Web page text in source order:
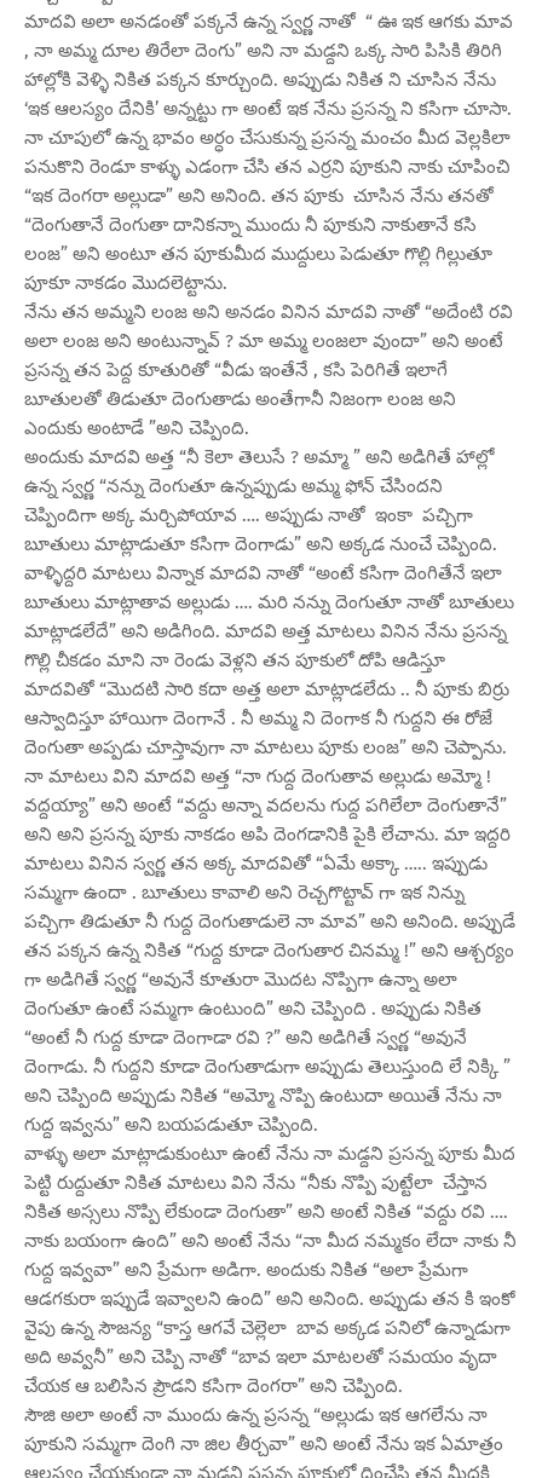
మాదవి అలా అనడంతో పక్కనే ఉన్న స్వర్ణ నాతో “ ఊ ఇక ఆగకు మావ
, నా అమ్మ దూల తిరేలా దెంగు” అని నా మడ్దని ఒక్క సారి పిసికి తిరిగి
హాల్లోకి వెళ్ళి నికిత పక్కన కూర్చుంది. అప్పుడు నికిత ని చూసిన నేను
‘ఇక ఆలస్యం దేనికి’ అన్నట్టు గా అంటే ఇక నేను ప్రసన్న ని కసిగా చూసా.
నా చూపులో ఉన్న భావం అర్ధం చేసుకున్న ప్రసన్న మంచం మీద వెల్లకిలా
పనుకొని రెండూ కాళ్ళు ఎడంగా చేసి తన ఎర్రని పూకుని నాకు చూపించి
“ఇక దెంగరా అల్లుడా” అని అనింది. తన పూకు చూసిన నేను తనతో
“దెంగుతానే దెంగుతా దానికన్నా ముందు నీ పూకుని నాకుతానే కసి
లంజ” అని అంటూ తన పూకుమీద ముద్దులు పెడుతూ గొల్లి గిల్లుతూ
పూకూ నాకడం మొదలెట్టాను.
నేను తన అమ్మని లంజ అని అనడం వినిన మాదవి నాతో “అదేంటి రవి
అలా లంజ అని అంటున్నావ్ ? మా అమ్మ లంజలా వుందా” అని అంటే
ప్రసన్న తన పెద్ద కూతురితో “వీడు ఇంతేనే , కసి పెరిగితే ఇలాగే
బూతులతో తిడుతూ దెంగుతాడు అంతేగానీ నిజంగా లంజ అని
ఎందుకు అంటాడే ”అని చెప్పింది.
అందుకు మాదవి అత్త “నీ కెలా తెలుసే ? అమ్మా ” అని అడిగితే హాల్లో
ఉన్న స్వర్ణ “నన్ను దెంగుతూ ఉన్నప్పుడు అమ్మ ఫోన్ చేసిందని
చెప్పిందిగా అక్క మర్చిపోయావ …. అప్పుడు నాతో ఇంకా పచ్చిగా
బూతులు మాట్లాడుతూ కసిగా దెంగాడు” అని అక్కడ నుంచే చెప్పింది.
వాళ్ళిద్దరి మాటలు విన్నాక మాదవి నాతో “అంటే కసిగా దెంగితేనే ఇలా
బూతులు మాట్లాతావ అల్లుడు …. మరి నన్ను దెంగుతూ నాతో బూతులు
మాట్లాడలేదే” అని అడిగింది. మాదవి అత్త మాటలు వినిన నేను ప్రసన్న
గొల్లి చీకడం మాని నా రెండు వెళ్లని తన పూకులో దోపి ఆడిస్తూ
మాదవితో “మొదటి సారి కదా అత్త అలా మాట్లాడలేదు .. నీ పూకు బిర్రు
ఆస్వాదిస్తూ హాయిగా దెంగానే . నీ అమ్మ ని దెంగాక నీ గుద్దని ఈ రోజే
దెంగుతా అప్పడు చూస్తావుగా నా మాటలు పూకు లంజ” అని చెప్పాను.
నా మాటలు విని మాదవి అత్త “నా గుద్ద దెంగుతావ అల్లుడు అమ్మో !
వద్దయ్యా” అని అంటే “వద్దు అన్నా వదలను గుద్ద పగిలేలా దెంగుతానే”
అని అని ప్రసన్న పూకు నాకడం అపి దెంగడానికి పైకి లేచాను. మా ఇద్దరి
మాటలు వినిన స్వర్ణ తన అక్క మాదవితో “ఏమే అక్కా ….. ఇప్పుడు
సమ్మగా ఉందా . బూతులు కావాలి అని రెచ్చగొట్టావ్ గా ఇక నిన్ను
పచ్చిగా తిడుతూ నీ గుద్ద దెంగుతాడులె నా మావ” అని అనింది. అప్పుడే
తన పక్కన ఉన్న నికిత “గుద్ద కూడా దెంగుతార చినమ్మ !” అని ఆశ్చర్యం
గా అడిగితే స్వర్ణ “అవునే కూతురా మొదట నొప్పిగా ఉన్నా అలా
దెంగుతూ ఉంటే సమ్మగా ఉంటుంది” అని చెప్పింది . అప్పుడు నికిత
“అంటే నీ గుద్ద కూడా దెంగాడా రవి ?” అని అడిగితే స్వర్ణ “అవునే
దెంగాడు. నీ గుద్దని కూడా దెంగుతాడుగా అప్పుడు తెలుస్తుంది లే నిక్కి ”
అని చెప్పింది అప్పుడు నికిత “అమ్మో నొప్పి ఉంటుదా అయితే నేను నా
గుద్ద ఇవ్వను” అని బయపడుతూ చెప్పింది.
వాళ్ళు అలా మాట్లాడుకుంటూ ఉంటే నేను నా మడ్దని ప్రసన్న పూకు మీద
పెట్టి రుద్దుతూ నికిత మాటలు విని నేను “నీకు నొప్పి పుట్టేలా చేస్తాన
నికిత అస్సలు నొప్పి లేకుండా దెంగుతా” అని అంటే నికిత “వద్దు రవి ….
నాకు బయంగా ఉంది” అని అంటే నేను “నా మీద నమ్మకం లేదా నాకు నీ
గుద్ద ఇవ్వవా” అని ప్రేమగా అడిగా. అందుకు నికిత “అలా ప్రేమగా
ఆడగకురా ఇప్పుడే ఇవ్వాలని ఉంది” అని అనింది. అప్పుడు తన కి ఇంకో
వైపు ఉన్న సౌజన్య “కాస్త ఆగవే చెల్లెలా బావ అక్కడ పనిలో ఉన్నాడుగా
అది అవ్వనీ” అని చెప్పి నాతో “బావ ఇలా మాటలతో సమయం వృదా
చేయక ఆ బలిసిన ప్రౌడని కసిగా దెంగరా” అని చెప్పింది.
సౌజి అలా అంటే నా ముందు ఉన్న ప్రసన్న “అల్లుడు ఇక ఆగలేను నా
పూకుని సమ్మగా దెంగి నా జిల తీర్చవా” అని అంటే నేను ఇక ఏమాత్రం
ఆలస్యం చేయకుండా నా మడ్దని ప్రసన్న పూకులో దించేసి తన మీదకి